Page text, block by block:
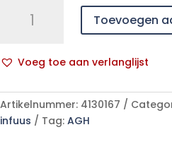
Toevoegen
Voeg toe aan verlanglijst
l
t
e
Artikelnummer: 4130167
infuus
Tag: AGH